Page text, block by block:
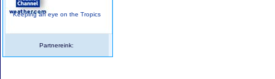
Keeping an eye on the Tropics
Partnereink: